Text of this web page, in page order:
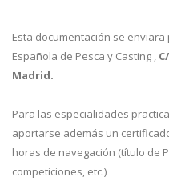
Esta documentación se
Española de Pesca y Casting ,
Madrid.
Para las especialidades
aportarse además un
horas de navegación (título de
competiciones, etc.)